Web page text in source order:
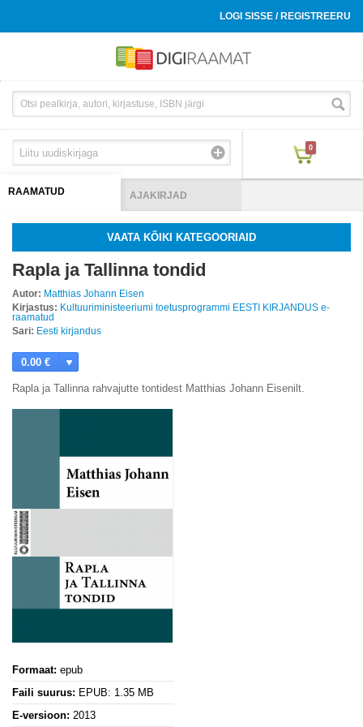
LOGI SISSE / REGISTREERU
0
RAAMATUD AJAKIRJAD
VAATA KÕIKI KATEGOORIAID
Rapla ja Tallinna tondid
Autor: Matthias Johann Eisen
Kirjastus: Kultuuriministeeriumi toetusprogrammi EESTI KIRJANDUS e-
raamatud
Sari: Eesti kirjandus
0.00 €
Rapla ja Tallinna rahvajutte tontidest Matthias Johann Eisenilt.
Formaat: epub
Faili suurus: EPUB: 1.35 MB
E-versioon: 2013